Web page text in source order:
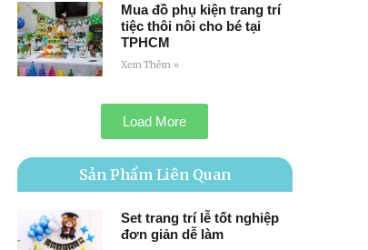
Mua đồ phụ kiện trang trí
tiệc thôi nôi cho bé tại
TPHCM
Xem Thêm »
Load More
Sản Phẩm Liên Quan
Set trang trí lễ tốt nghiệp
đơn giản dễ làm